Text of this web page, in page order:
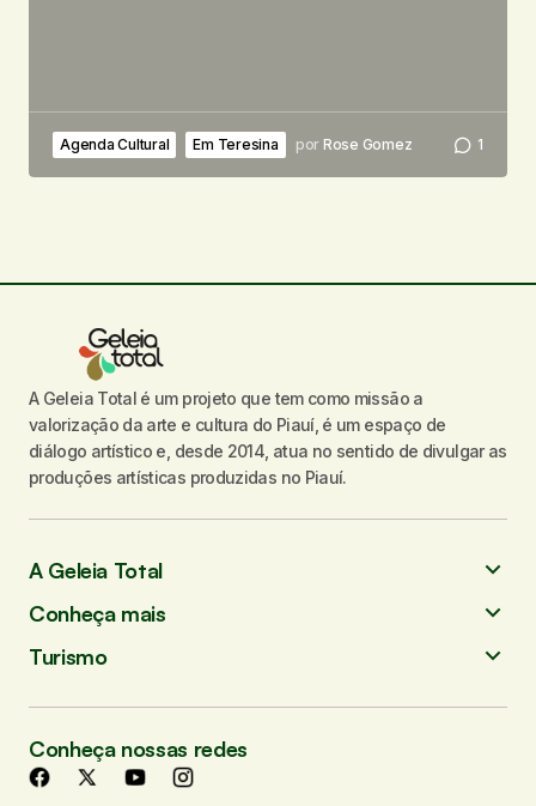
Agenda Cultural Em Teresina por Rose Gomez 1
A Geleia Total é um projeto que tem como missão a
valorização da arte e cultura do Piauí, é um espaço de
diálogo artístico e, desde 2014, atua no sentido de divulgar as
produções artísticas produzidas no Piauí.
A Geleia Total
Conheça mais
Turismo
Conheça nossas redes